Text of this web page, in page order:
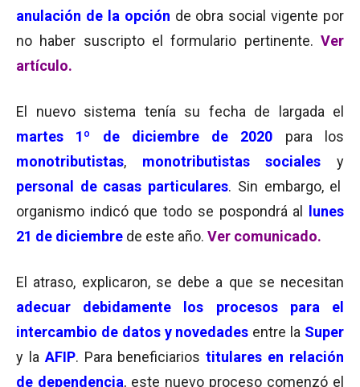
anulación de la opción de obra social vigente por
no haber suscripto el formulario pertinente. Ver
artículo.
El nuevo sistema tenía su fecha de largada el
martes 1º de diciembre de 2020
para los
monotributistas, monotributistas sociales y
personal de casas particulares. Sin embargo, el
organismo indicó que todo se pospondrá al
lunes
21 de diciembre de este año. Ver comunicado.
El atraso, explicaron, se debe a que se necesitan
adecuar debidamente los procesos para el
intercambio de datos y novedades entre la Super
y la AFIP. Para beneficiariostitulares en relación
de dependencia, este nuevo proceso comenzó el